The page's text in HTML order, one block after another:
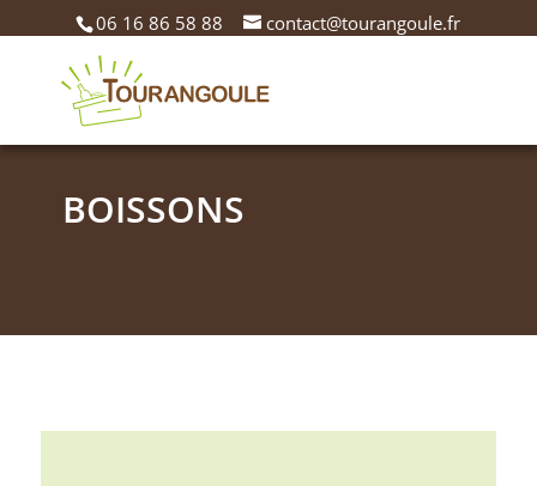
06 16 86 58 88 contact@tourangoule.fr
BOISSONS